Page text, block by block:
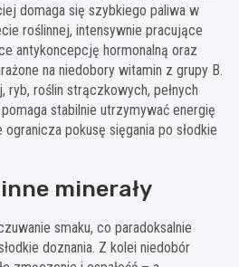
domaga się szybkiego paliwa w
roślinnej, intensywnie pracujące
antykoncepcję hormonalną oraz
na niedobory witamin z grupy B.
ryb, roślin strączkowych, pełnych
stabilnie utrzymywać energię
pokusę sięgania po słodkie
minerały
smaku, co paradoksalnie
doznania. Z kolei niedobór